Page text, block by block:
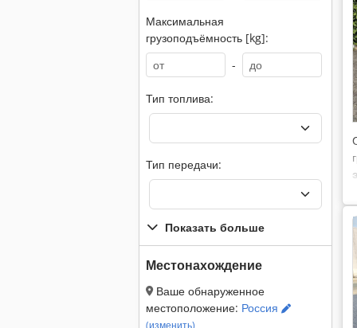
Максимальная
грузоподъёмность [kg]:
-
Тип топлива:
Тип передачи:
Показать больше
Местонахождение
Ваше обнаруженное
местоположение: Россия
(изменить)